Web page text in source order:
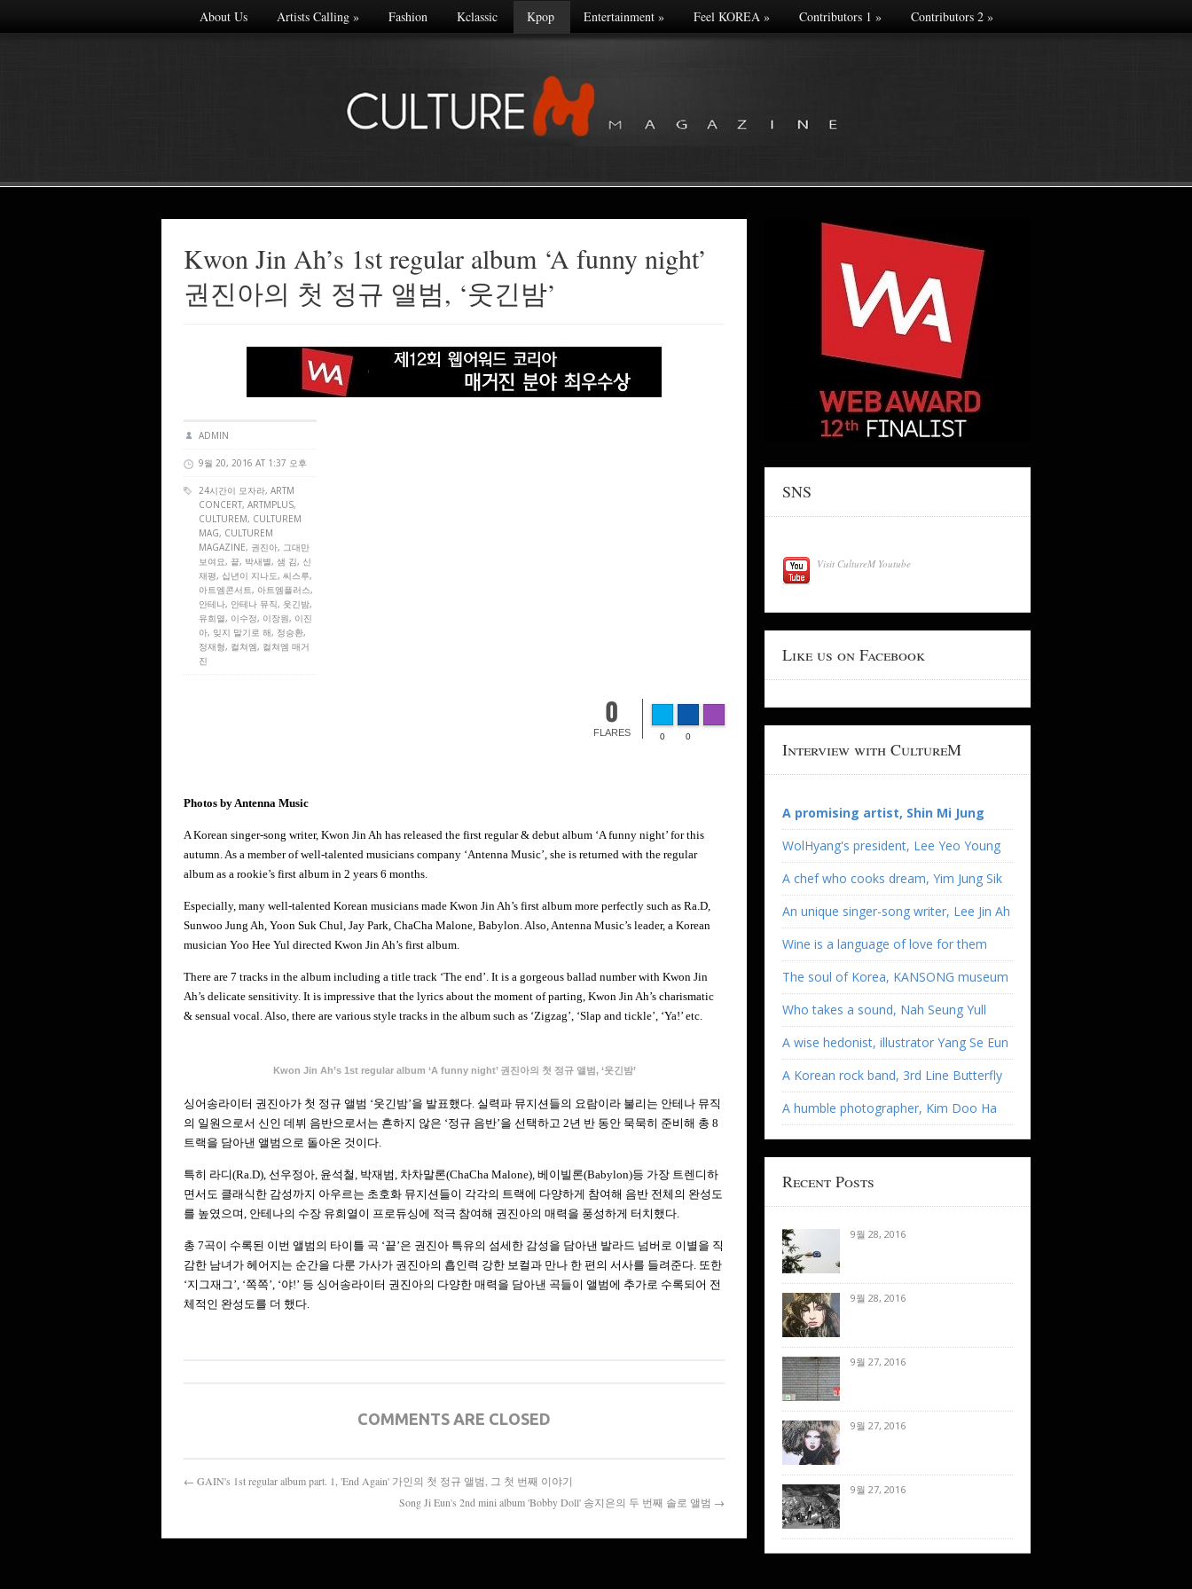
About Us Artists Calling» Fashion Kclassic Kpop Entertainment» Feel KOREA» Contributors 1 » Contributors 2»
Kwon Jin Ah’s 1st regular album ‘A funny night’
권진아의 첫 정규 앨범, ‘웃긴밤’
ADMIN
9월 20, 2016 AT 1:37 오후
24시간이 모자라, ARTM
CONCERT, ARTMPLUS,
CULTUREM, CULTUREM
MAG, CULTUREM
MAGAZINE, 권진아, 그대만
보여요, 끝, 박새별, 샘 김, 신
재평, 십년이 지나도, 씨스루,
아트엠콘서트, 아트엠플러스,
안테나, 안테나 뮤직, 웃긴밤,
유희열, 이수정, 이장원, 이진
아, 잊지 말기로 해, 정승환,
정재형, 컬쳐엠, 컬쳐엠 매거
진
0
FLARES 0 0
Photos by Antenna Music
A Korean singer-song writer, Kwon Jin Ah has released the first regular & debut album ‘A funny night’ for this
autumn. As a member of well-talented musicians company ‘Antenna Music’, she is returned with the regular
album as a rookie’s first album in 2 years 6 months.
Especially, many well-talented Korean musicians made Kwon Jin Ah’s first album more perfectly such as Ra.D,
Sunwoo Jung Ah, Yoon Suk Chul, Jay Park, ChaCha Malone, Babylon. Also, Antenna Music’s leader, a Korean
musician Yoo Hee Yul directed Kwon Jin Ah’s first album.
There are 7 tracks in the album including a title track ‘The end’. It is a gorgeous ballad number with Kwon Jin
Ah’s delicate sensitivity. It is impressive that the lyrics about the moment of parting, Kwon Jin Ah’s charismatic
& sensual vocal. Also, there are various style tracks in the album such as ‘Zigzag’, ‘Slap and tickle’, ‘Ya!’ etc.
Kwon Jin Ah’s 1st regular album ‘A funny night’ 권진아의 첫 정규 앨범, ‘웃긴밤’
싱어송라이터 권진아가 첫 정규 앨범 ‘웃긴밤’을 발표했다. 실력파 뮤지션들의 요람이라 불리는 안테나 뮤직
의 일원으로서 신인 데뷔 음반으로서는 흔하지 않은 ‘정규 음반’을 선택하고 2년 반 동안 묵묵히 준비해 총 8
트랙을 담아낸 앨범으로 돌아온 것이다.
특히 라디(Ra.D), 선우정아, 윤석철, 박재범, 차차말론(ChaCha Malone), 베이빌론(Babylon)등 가장 트렌디하
면서도 클래식한 감성까지 아우르는 초호화 뮤지션들이 각각의 트랙에 다양하게 참여해 음반 전체의 완성도
를 높였으며, 안테나의 수장 유희열이 프로듀싱에 적극 참여해 권진아의 매력을 풍성하게 터치했다.
총 7곡이 수록된 이번 앨범의 타이틀 곡 ‘끝’은 권진아 특유의 섬세한 감성을 담아낸 발라드 넘버로 이별을 직
감한 남녀가 헤어지는 순간을 다룬 가사가 권진아의 흡인력 강한 보컬과 만나 한 편의 서사를 들려준다. 또한
‘지그재그’, ‘쪽쪽’, ‘야!’ 등 싱어송라이터 권진아의 다양한 매력을 담아낸 곡들이 앨범에 추가로 수록되어 전
체적인 완성도를 더 했다.
COMMENTS ARE CLOSED
← GAIN's 1st regular album part. 1, 'End Again' 가인의 첫 정규 앨범, 그 첫 번째 이야기
Song Ji Eun's 2nd mini album 'Bobby Doll' 송지은의 두 번째 솔로 앨범 →
SNS
Visit CultureM Youtube
Like us on Facebook
Interview with CultureM
A promising artist, Shin Mi Jung
WolHyang's president, Lee Yeo Young
A chef who cooks dream, Yim Jung Sik
An unique singer-song writer, Lee Jin Ah
Wine is a language of love for them
The soul of Korea, KANSONG museum
Who takes a sound, Nah Seung Yull
A wise hedonist, illustrator Yang Se Eun
A Korean rock band, 3rd Line Butterfly
A humble photographer, Kim Doo Ha
Recent Posts
9월 28, 2016
9월 28, 2016
9월 27, 2016
9월 27, 2016
9월 27, 2016
Made with
FLARE
More Info